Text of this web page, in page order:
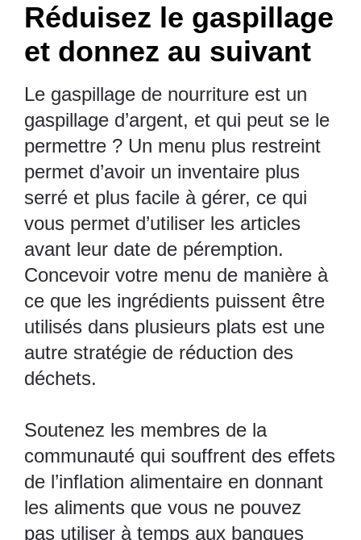
Réduisez le gaspillage
et donnez au suivant
Le gaspillage de nourriture est un
gaspillage d’argent, et qui peut se le
permettre ? Un menu plus restreint
permet d’avoir un inventaire plus
serré et plus facile à gérer, ce qui
vous permet d’utiliser les articles
avant leur date de péremption.
Concevoir votre menu de manière à
ce que les ingrédients puissent être
utilisés dans plusieurs plats est une
autre stratégie de réduction des
déchets.
Soutenez les membres de la
communauté qui souffrent des effets
de l’inflation alimentaire en donnant
les aliments que vous ne pouvez
pas utiliser à temps aux banques